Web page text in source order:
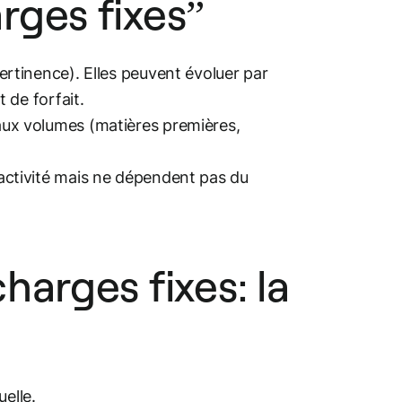
fixes”
Elles peuvent évoluer par
de forfait.
volumes (matières premières,
mais ne dépendent pas du
fixes: la